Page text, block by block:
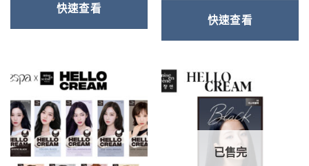
$58.00
到
快速查看
快速查看
已售完